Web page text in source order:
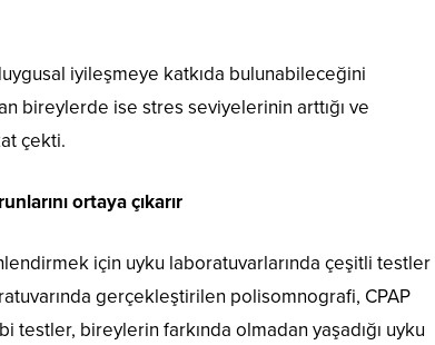
iyileşmeye katkıda bulunabileceğini
bireylerde ise stres seviyelerinin arttığı ve
çekti.
ortaya çıkarır
için uyku laboratuvarlarında çeşitli testler
gerçekleştirilen polisomnografi, CPAP
testler, bireylerin farkında olmadan yaşadığı uyku